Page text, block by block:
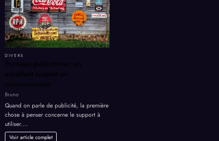
DIVERS
Panneau publicitaire : un
excellent support en
communication
Bruno
Quand on parle de publicité, la première
chose à penser concerne le support à
utiliser.…
Voir article complet